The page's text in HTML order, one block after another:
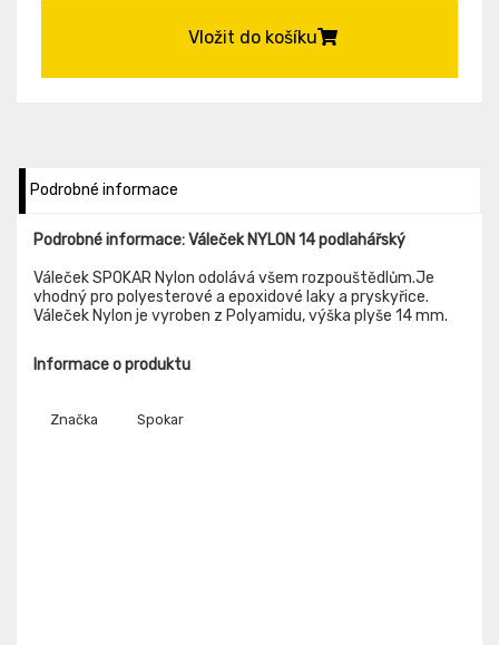
Vložit do košíku
Podrobné informace
Podrobné informace: Váleček NYLON 14 podlahářský
Váleček SPOKAR Nylon odolává všem rozpouštědlům.Je
vhodný pro polyesterové a epoxidové laky a pryskyřice.
Váleček Nylon je vyroben z Polyamidu, výška plyše 14 mm.
Informace o produktu
Značka Spokar